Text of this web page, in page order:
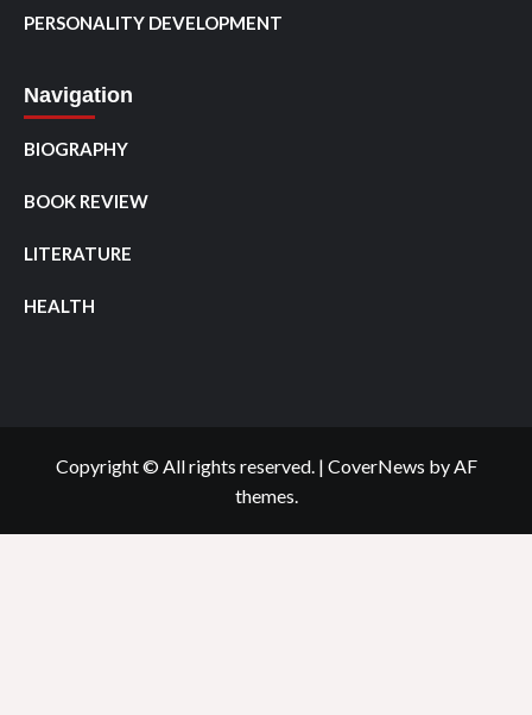
PERSONALITY DEVELOPMENT
Navigation
BIOGRAPHY
BOOK REVIEW
LITERATURE
HEALTH
Copyright © All rights reserved. | CoverNews by AF
themes.